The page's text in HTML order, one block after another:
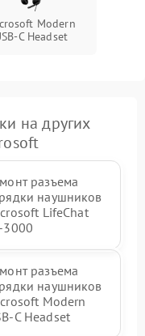
Modern
C Headset
на других
разъема
наушников
LifeChat
3000
разъема
наушников
Modern
C Headset